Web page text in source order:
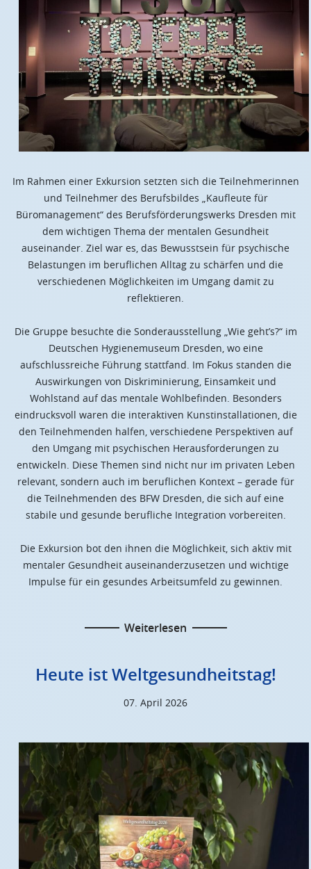
Im Rahmen einer Exkursion setzten sich die Teilnehmerinnen
und Teilnehmer des Berufsbildes „Kaufleute für
Büromanagement“ des Berufsförderungswerks Dresden mit
dem wichtigen Thema der mentalen Gesundheit
auseinander. Ziel war es, das Bewusstsein für psychische
Belastungen im beruflichen Alltag zu schärfen und die
verschiedenen Möglichkeiten im Umgang damit zu
reflektieren.
Die Gruppe besuchte die Sonderausstellung „Wie geht’s?“ im
Deutschen Hygienemuseum Dresden, wo eine
aufschlussreiche Führung stattfand. Im Fokus standen die
Auswirkungen von Diskriminierung, Einsamkeit und
Wohlstand auf das mentale Wohlbefinden. Besonders
eindrucksvoll waren die interaktiven Kunstinstallationen, die
den Teilnehmenden halfen, verschiedene Perspektiven auf
den Umgang mit psychischen Herausforderungen zu
entwickeln. Diese Themen sind nicht nur im privaten Leben
relevant, sondern auch im beruflichen Kontext – gerade für
die Teilnehmenden des BFW Dresden, die sich auf eine
stabile und gesunde berufliche Integration vorbereiten.
Die Exkursion bot den ihnen die Möglichkeit, sich aktiv mit
mentaler Gesundheit auseinanderzusetzen und wichtige
Impulse für ein gesundes Arbeitsumfeld zu gewinnen.
Weiterlesen
Heute ist Weltgesundheitstag!
07. April 2026